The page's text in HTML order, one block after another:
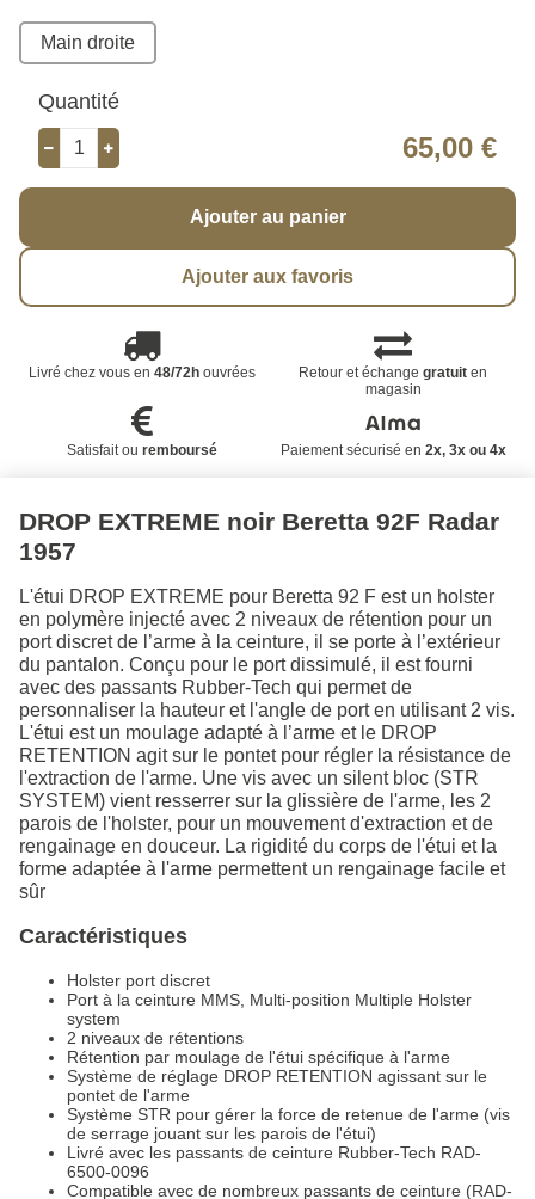
Main droite
Quantité
65,00 €
Ajouter au panier
Ajouter aux favoris
Livré chez vous en 48/72houvrées Retour et échangegratuit en
magasin
Satisfait ou remboursé Paiement sécurisé en 2x, 3x ou 4x
DROP EXTREME noir Beretta 92F Radar
1957
L'étui DROP EXTREME pour Beretta 92 F est un holster
en polymère injecté avec 2 niveaux de rétention pour un
port discret de l’arme à la ceinture, il se porte à l’extérieur
du pantalon. Conçu pour le port dissimulé, il est fourni
avec des passants Rubber-Tech qui permet de
personnaliser la hauteur et l'angle de port en utilisant 2 vis.
L'étui est un moulage adapté à l’arme et le DROP
RETENTION agit sur le pontet pour régler la résistance de
l'extraction de l'arme. Une vis avec un silent bloc (STR
SYSTEM) vient resserrer sur la glissière de l'arme, les 2
parois de l'holster, pour un mouvement d'extraction et de
rengainage en douceur. La rigidité du corps de l'étui et la
forme adaptée à l'arme permettent un rengainage facile et
sûr
Caractéristiques
Holster port discret
Port à la ceinture MMS, Multi-position Multiple Holster
system
2 niveaux de rétentions
Rétention par moulage de l'étui spécifique à l'arme
Système de réglage DROP RETENTION agissant sur le
pontet de l'arme
Système STR pour gérer la force de retenue de l'arme (vis
de serrage jouant sur les parois de l'étui)
Livré avec les passants de ceinture Rubber-Tech RAD-
6500-0096
Compatible avec de nombreux passants de ceinture (RAD-